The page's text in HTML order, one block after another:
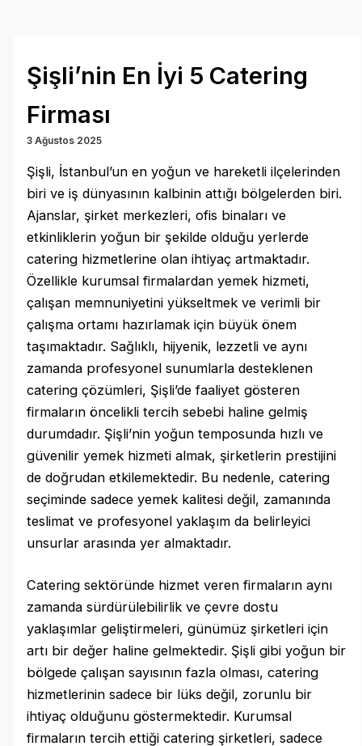
Şişli’nin En İyi 5 Catering
Firması
3 Ağustos 2025
Şişli, İstanbul’un en yoğun ve hareketli ilçelerinden
biri ve iş dünyasının kalbinin attığı bölgelerden biri.
Ajanslar, şirket merkezleri, ofis binaları ve
etkinliklerin yoğun bir şekilde olduğu yerlerde
catering hizmetlerine olan ihtiyaç artmaktadır.
Özellikle kurumsal firmalardan yemek hizmeti,
çalışan memnuniyetini yükseltmek ve verimli bir
çalışma ortamı hazırlamak için büyük önem
taşımaktadır. Sağlıklı, hijyenik, lezzetli ve aynı
zamanda profesyonel sunumlarla desteklenen
catering çözümleri, Şişli’de faaliyet gösteren
firmaların öncelikli tercih sebebi haline gelmiş
durumdadır. Şişli’nin yoğun temposunda hızlı ve
güvenilir yemek hizmeti almak, şirketlerin prestijini
de doğrudan etkilemektedir. Bu nedenle, catering
seçiminde sadece yemek kalitesi değil, zamanında
teslimat ve profesyonel yaklaşım da belirleyici
unsurlar arasında yer almaktadır.
Catering sektöründe hizmet veren firmaların aynı
zamanda sürdürülebilirlik ve çevre dostu
yaklaşımlar geliştirmeleri, günümüz şirketleri için
artı bir değer haline gelmektedir. Şişli gibi yoğun bir
bölgede çalışan sayısının fazla olması, catering
hizmetlerinin sadece bir lüks değil, zorunlu bir
ihtiyaç olduğunu göstermektedir. Kurumsal
firmaların tercih ettiği catering şirketleri, sadece